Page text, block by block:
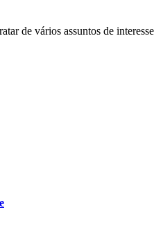
de vários assuntos de